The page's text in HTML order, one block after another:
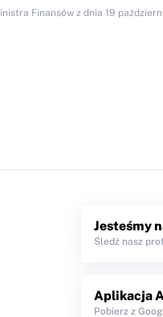
Finansów z dnia 19
Jesteśmy
Śledź nasz
Aplikacja
Pobierz z